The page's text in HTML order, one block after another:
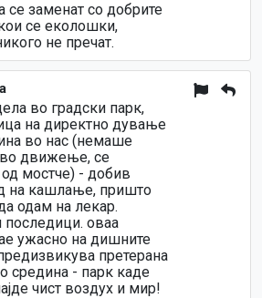
се заменат со добрите
се еколошки,
не пречат.
во градски парк,
на директно дување
во нас (немаше
во движење, се
мостче) - добив
на кашлање, пришто
одам на лекар.
оваа
ужасно на дишните
претерана
средина - парк каде
чист воздух и мир!